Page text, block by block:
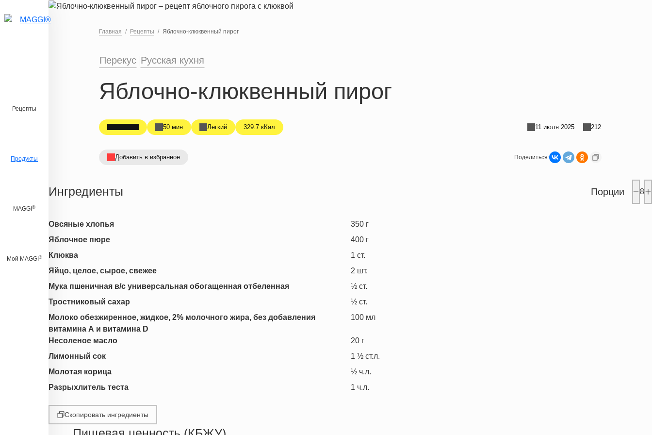
Перейти к основному содержанию
Рецепты
Продукты
MAGGI ®
Мой MAGGI ®
Главная Рецепты Яблочно-клюквенный пирог
Перекус Русская кухня
Яблочно-клюквенный пирог
50 мин Легкий 329.7 кКал 11 июля 2025 212
Добавить в избранное Поделиться:
Ингредиенты Порции 8
Овсяные хлопья 350 г
Яблочное пюре
400 г
Клюква
1 ст.
Яйцо, целое, сырое, свежее
2 шт.
Мука пшеничная в/с универсальная обогащенная отбеленная
½ ст.
Тростниковый сахар
½ ст.
Молоко обезжиренное, жидкое, 2% молочного жира, без добавления
витамина А и витамина D
100 мл
Несоленое масло 20 г
Лимонный сок
1 ½ ст.л.
Молотая корица
½ ч.л.
Разрыхлитель теста
1 ч.л.
Скопировать ингредиенты